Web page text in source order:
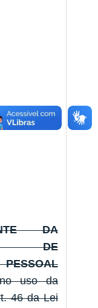
DA
DE
PESSOAL
uso da
46 da Lei